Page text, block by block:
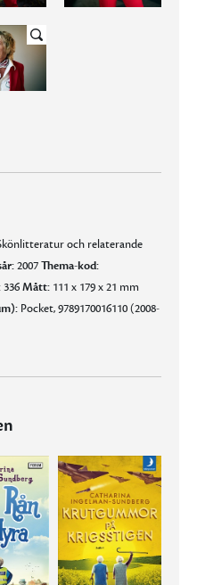
och relaterande
2007Thema-kod:
336Mått: 111 x 179 x 21 mm
Pocket, 9789170016110 (2008-